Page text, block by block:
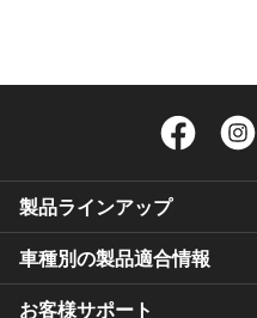
Facebook
製品ラインアップ
車種別の製品適合情報
お客様サポート